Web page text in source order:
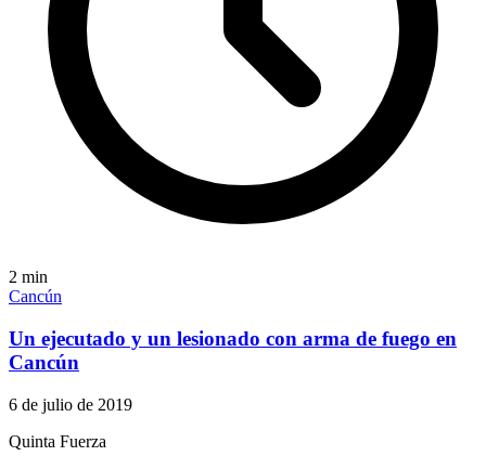
2 min
Cancún
Un ejecutado y un lesionado con arma de fuego en
Cancún
6 de julio de 2019
Quinta Fuerza